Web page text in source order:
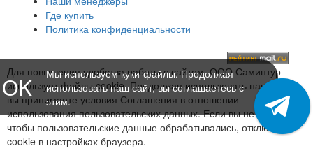
Где купить
Политика конфиденциальности
Для повышения удобства работы с сайтом, ООО Саминтур
использует файлы cookie. Продолжая использовать наш сайт,
вы принимаете условия Соглашения в отношении
использования пользовательских данных. Если вы не хотите,
чтобы пользовательские данные обрабатывались, отключите
cookie в настройках браузера.
OK
Мы используем куки-файлы. Продолжая
использовать наш сайт, вы соглашаетесь с
этим.